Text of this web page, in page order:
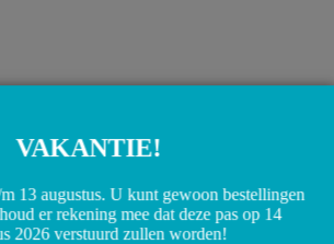
winkelwagen
VAKANTIE!
13 augustus. U kunt gewoon bestellingen
er rekening mee dat deze pas op 14
2026 verstuurd zullen worden!